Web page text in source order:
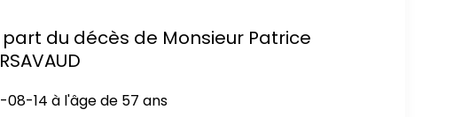
du décès de Monsieur Patrice
08-14 à l'âge de 57 ans